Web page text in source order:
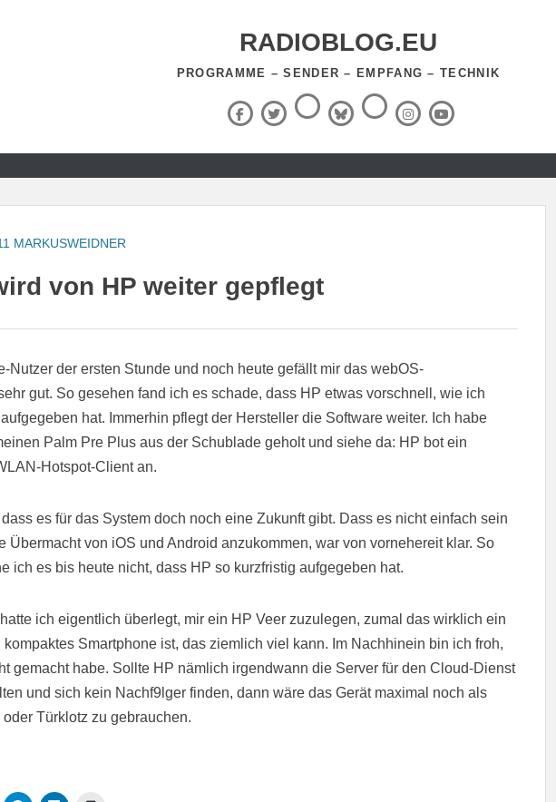
RADIOBLOG.EU
PROGRAMME – SENDER – EMPFANG – TECHNIK
Facebook
X
(Twitter)
ThreadsBlueSky
RSS-
Feed InstagramYouTube
MARKUSWEIDNER
von HP weiter gepflegt
Nutzer der ersten Stunde und noch heute gefällt mir das webOS-
gut. So gesehen fand ich es schade, dass HP etwas vorschnell, wie ich
hat. Immerhin pflegt der Hersteller die Software weiter. Ich habe
Palm Pre Plus aus der Schublade geholt und siehe da: HP bot ein
Hotspot-Client an.
es für das System doch noch eine Zukunft gibt. Dass es nicht einfach sein
Übermacht von iOS und Android anzukommen, war von vornehereit klar. So
ich es bis heute nicht, dass HP so kurzfristig aufgegeben hat.
ich eigentlich überlegt, mir ein HP Veer zuzulegen, zumal das wirklich ein
Smartphone ist, das ziemlich viel kann. Im Nachhinein bin ich froh,
gemacht habe. Sollte HP nämlich irgendwann die Server für den Cloud-Dienst
und sich kein Nachf9lger finden, dann wäre das Gerät maximal noch als
Türklotz zu gebrauchen.